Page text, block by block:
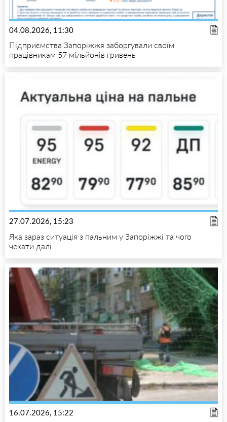
04.08.2026, 11:30
Підприємства Запоріжжя заборгували своїм
працівникам 57 мільйонів гривень
27.07.2026, 15:23
Яка зараз ситуація з пальним у Запоріжжі та чого
чекати далі
16.07.2026, 15:22